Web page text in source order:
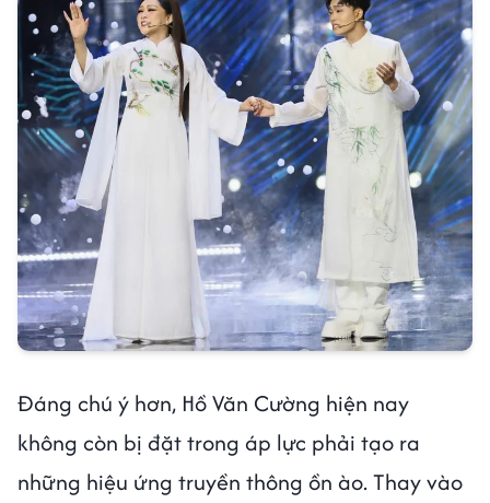
Đáng chú ý hơn, Hồ Văn Cường hiện nay
không còn bị đặt trong áp lực phải tạo ra
những hiệu ứng truyền thông ồn ào. Thay vào